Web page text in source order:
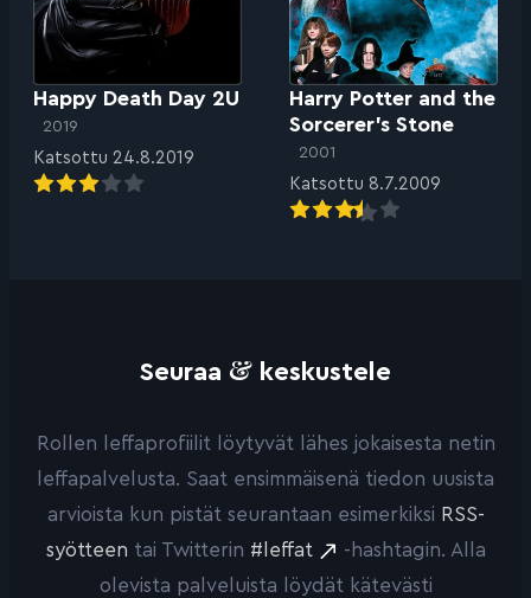
Happy Death Day 2U
2019
Katsottu 24.8.2019
Harry Potter and the
Sorcerer’s Stone
2001
Katsottu 8.7.2009
Seuraa & keskustele
Rollen leffaprofiilit löytyvät lähes jokaisesta netin
leffapalvelusta. Saat ensimmäisenä tiedon uusista
arvioista kun pistät seurantaan esimerkiksi RSS-
syötteen tai Twitterin #leffat
-hashtagin. Alla
olevista palveluista löydät kätevästi